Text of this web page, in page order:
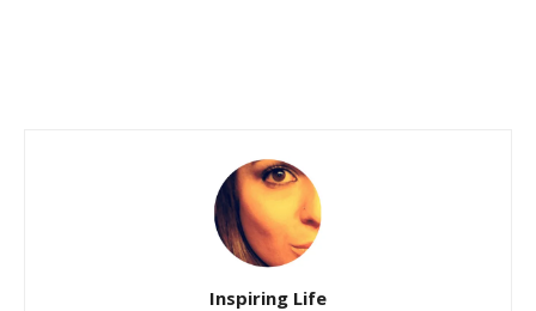
Inspiring Life